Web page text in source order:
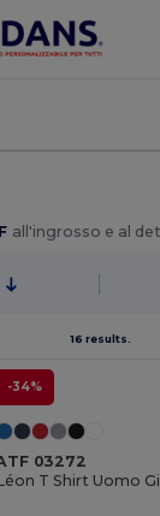
sull'app!
all'ingrosso e al
16 results.
-34%
03272
T Shirt Uomo